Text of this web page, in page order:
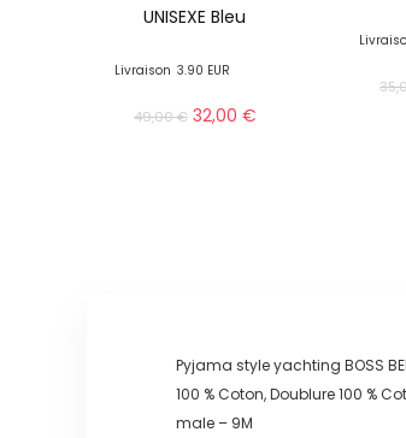
UNISEXE Bleu
Livraison 3.90 EUR
49,00€ 32,00 €
Pyjama style yachting BOSS
100 % Coton, Doublure 100 %
male – 9M